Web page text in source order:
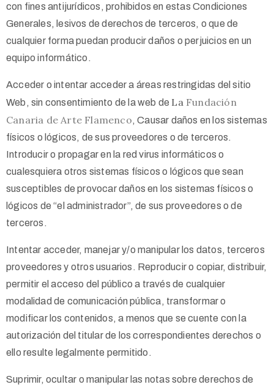
con fines antijurídicos, prohibidos en estas Condiciones
Generales, lesivos de derechos de terceros, o que de
cualquier forma puedan producir daños o perjuicios en un
equipo informático.
Acceder o intentar acceder a áreas restringidas del sitio
Web, sin consentimiento de la web de La Fundación
Canaria de Arte Flamenco, Causar daños en los sistemas
físicos o lógicos, de sus proveedores o de terceros.
Introducir o propagar en la red virus informáticos o
cualesquiera otros sistemas físicos o lógicos que sean
susceptibles de provocar daños en los sistemas físicos o
lógicos de “el administrador”, de sus proveedores o de
terceros.
Intentar acceder, manejar y/o manipular los datos, terceros
proveedores y otros usuarios. Reproducir o copiar, distribuir,
permitir el acceso del público a través de cualquier
modalidad de comunicación pública, transformar o
modificar los contenidos, a menos que se cuente con la
autorización del titular de los correspondientes derechos o
ello resulte legalmente permitido.
Suprimir, ocultar o manipular las notas sobre derechos de